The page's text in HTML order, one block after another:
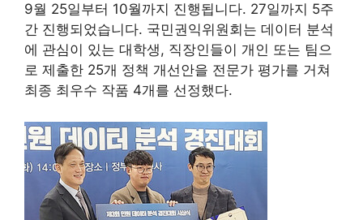
9월 25일부터 10월까지 진행됩니다. 27일까지 5주
간 진행되었습니다. 국민권익위원회는 데이터 분석
에 관심이 있는 대학생, 직장인들이 개인 또는 팀으
로 제출한 25개 정책 개선안을 전문가 평가를 거쳐
최종 최우수 작품 4개를 선정했다.